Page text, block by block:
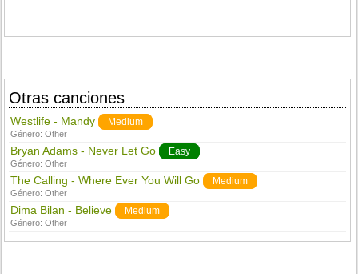
Otras canciones
Westlife - Mandy Medium
Género:Other
Bryan Adams - Never Let Go Easy
Género:Other
The Calling - Where Ever You Will Go Medium
Género:Other
Dima Bilan - Believe Medium
Género:Other